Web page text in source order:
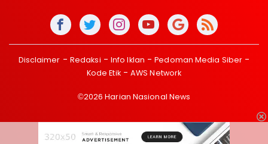
Disclaimer Redaksi Info Iklan
Pedoman Media Siber
Kode Etik
AWS Network
©2026 Harian Nasional News